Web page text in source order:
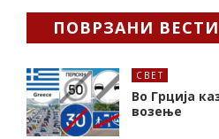
ПОВРЗАНИ ВЕСТИ
СВЕТ
Во Грција
возење